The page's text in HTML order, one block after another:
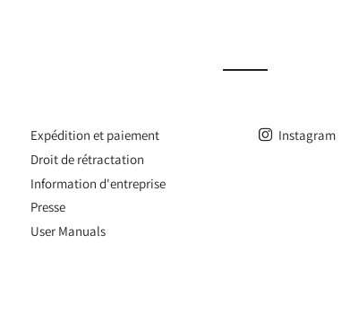
Expédition et paiement
Droit de rétractation
Information d'entreprise
Presse
User Manuals
Instagram